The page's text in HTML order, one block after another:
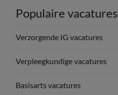
Populaire vacatures
Verzorgende IG vacatures
Verpleegkundige vacatures
Basisarts vacatures